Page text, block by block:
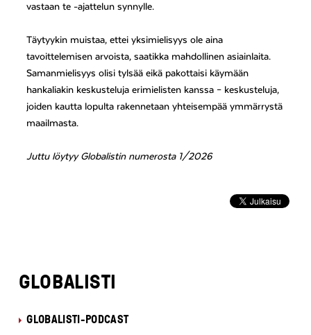
vastaan te -ajattelun synnylle.
Täytyykin muistaa, ettei yksimielisyys ole aina
tavoittelemisen arvoista, saatikka mahdollinen asiainlaita.
Samanmielisyys olisi tylsää eikä pakottaisi käymään
hankaliakin keskusteluja erimielisten kanssa – keskusteluja,
joiden kautta lopulta rakennetaan yhteisempää ymmärrystä
maailmasta.
Juttu löytyy Globalistin numerosta 1/2026
GLOBALISTI
GLOBALISTI-PODCAST